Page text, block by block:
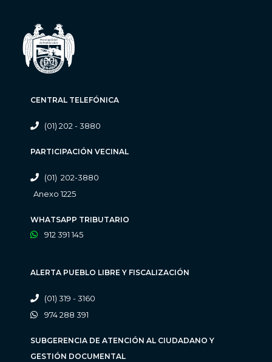
CENTRAL TELEFÓNICA
(01) 202 - 3880
PARTICIPACIÓN VECINAL
(01) 202-3880
Anexo 1225
WHATSAPP TRIBUTARIO
912 391 145
ALERTA PUEBLO LIBRE Y FISCALIZACIÓN
(01) 319 - 3160
974 288 391
SUBGERENCIA DE ATENCIÓN AL CIUDADANO Y
GESTIÓN DOCUMENTAL